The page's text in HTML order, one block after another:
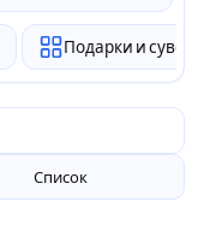
Подарки и
Список